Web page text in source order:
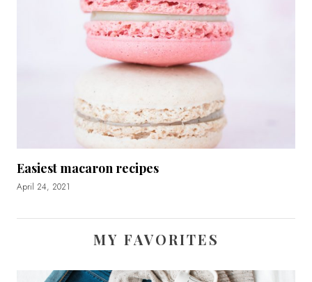
Easiest macaron recipes
April 24, 2021
MY FAVORITES